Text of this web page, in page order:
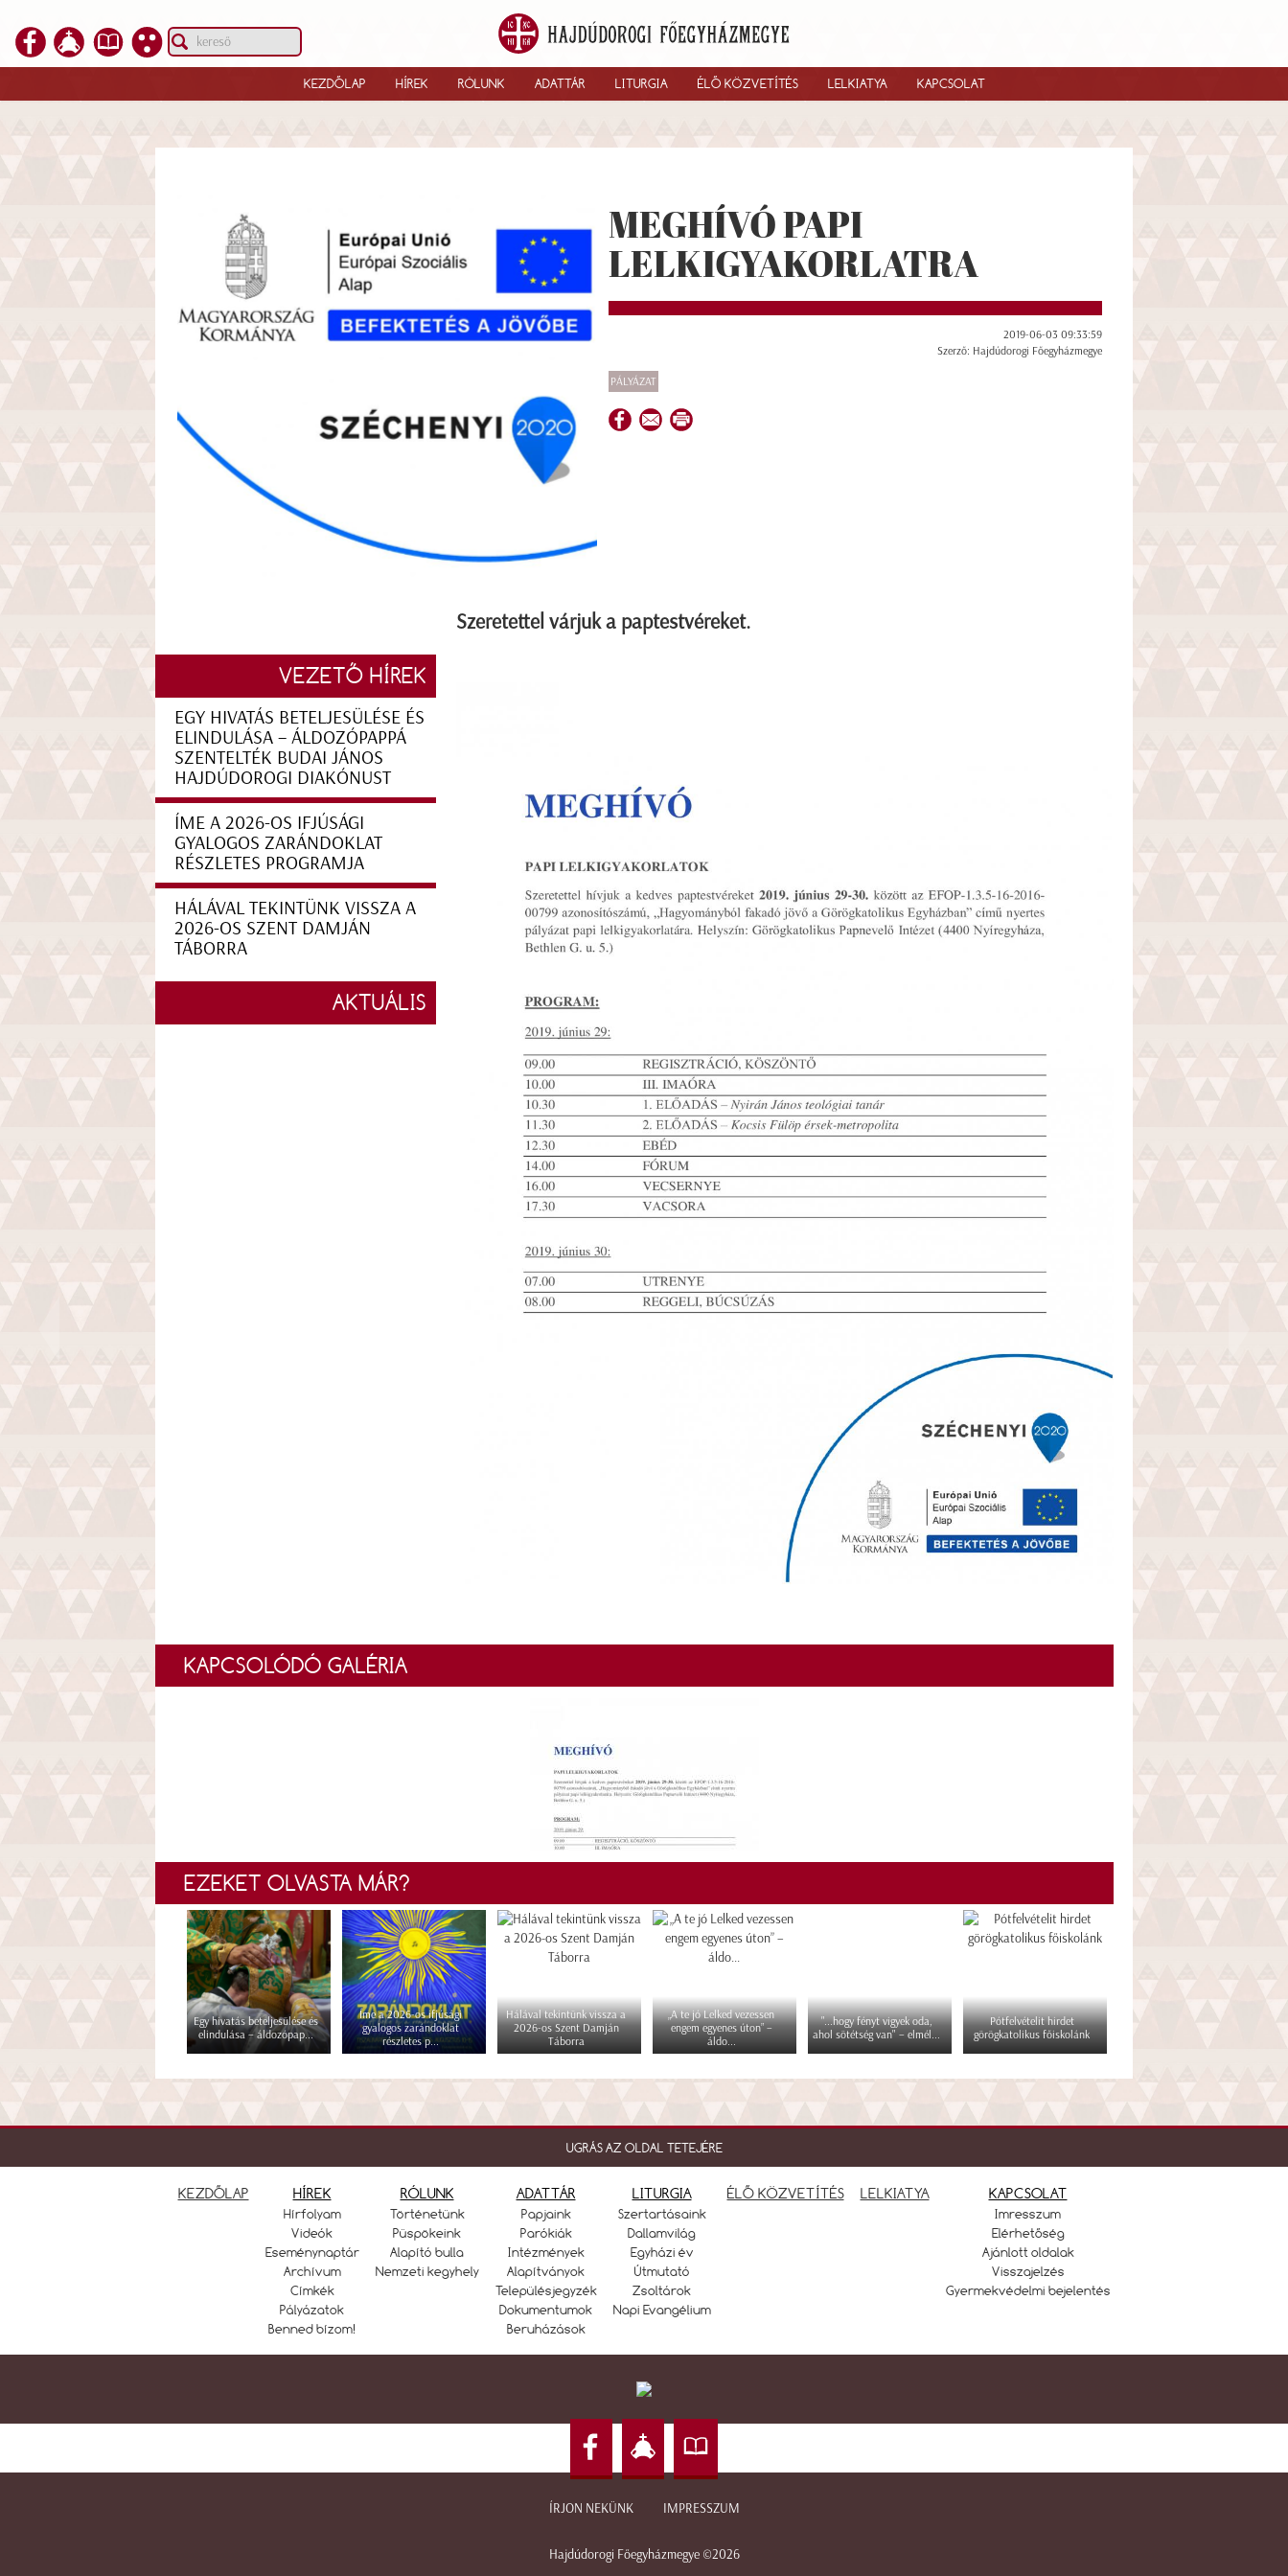
KEZDŐLAP HÍREK RÓLUNK ADATTÁR LITURGIA ÉLŐ KÖZVETÍTÉS LELKIATYA KAPCSOLAT
MEGHÍVÓ PAPI
LELKIGYAKORLATRA
2019-06-03 09:33:59
Szerző: Hajdúdorogi Főegyházmegye
PÁLYÁZAT
Szeretettel várjuk a paptestvéreket.
VEZETŐ HÍREK
EGY HIVATÁS BETELJESÜLÉSE ÉS
ELINDULÁSA – ÁLDOZÓPAPPÁ
SZENTELTÉK BUDAI JÁNOS
HAJDÚDOROGI DIAKÓNUST
ÍME A 2026-OS IFJÚSÁGI
GYALOGOS ZARÁNDOKLAT
RÉSZLETES PROGRAMJA
HÁLÁVAL TEKINTÜNK VISSZA A
2026-OS SZENT DAMJÁN
TÁBORRA
AKTUÁLIS
KAPCSOLÓDÓ GALÉRIA
EZEKET OLVASTA MÁR?
Egy hivatás beteljesülése és
elindulása – áldozópap...
Íme a 2026-os ifjúsági
gyalogos zarándoklat
részletes p...
Hálával tekintünk vissza a
2026-os Szent Damján
Táborra
„A te jó Lelked vezessen
engem egyenes úton” –
áldo...
"...hogy fényt vigyek oda,
ahol sötétség van" – elmél...
Pótfelvételit hirdet
görögkatolikus főiskolánk
UGRÁS AZ OLDAL TETEJÉRE
KEZDŐLAP HÍREK
Hírfolyam
Videók
Eseménynaptár
Archívum
Címkék
Pályázatok
Benned bízom!
RÓLUNK
Történetünk
Püspökeink
Alapító bulla
Nemzeti kegyhely
ADATTÁR
Papjaink
Parókiák
Intézmények
Alapítványok
Településjegyzék
Dokumentumok
Beruházások
LITURGIA
Szertartásaink
Dallamvilág
Egyházi év
Útmutató
Zsoltárok
Napi Evangélium
ÉLŐ KÖZVETÍTÉS LELKIATYA KAPCSOLAT
Imresszum
Elérhetőség
Ajánlott oldalak
Visszajelzés
Gyermekvédelmi bejelentés
ÍRJON NEKÜNK IMPRESSZUM
Hajdúdorogi Főegyházmegye ©2026